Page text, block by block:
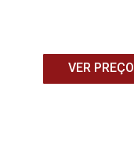
VER PREÇO